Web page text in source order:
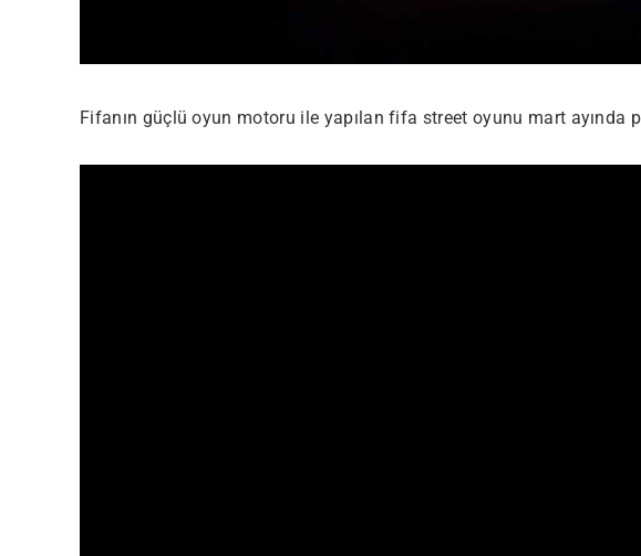
Fifanın güçlü oyun motoru ile yapılan fifa street oyunu mart ayında